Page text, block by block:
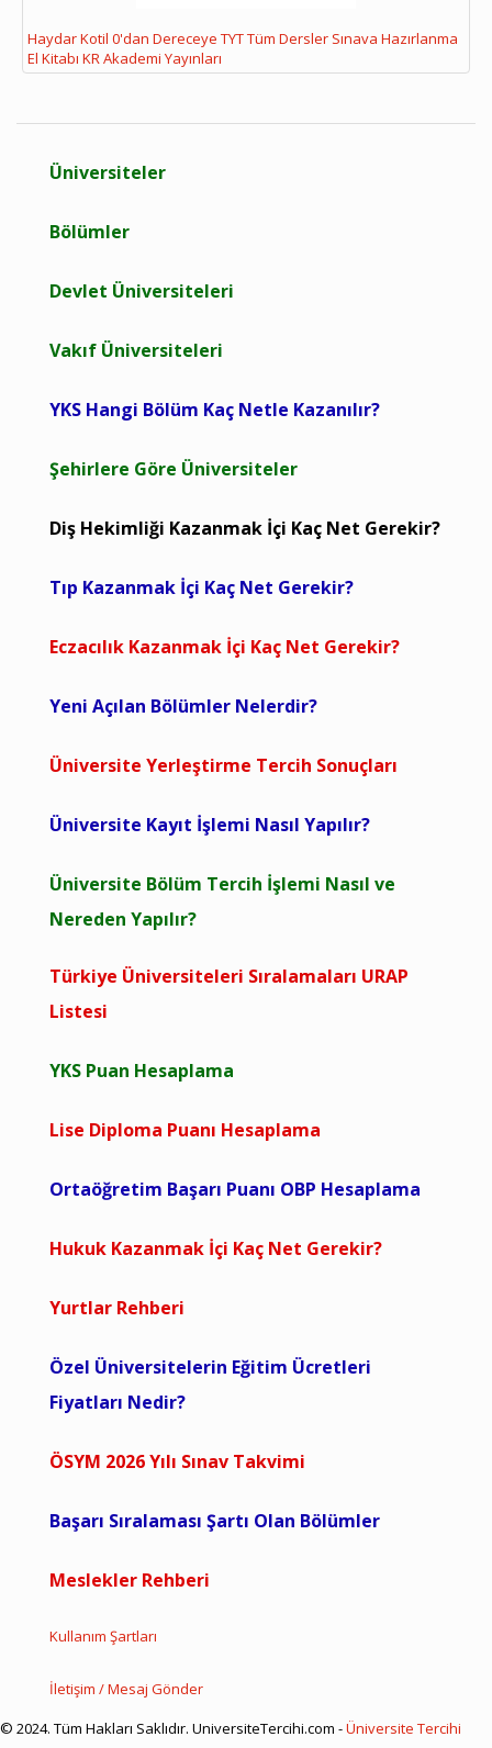
Haydar Kotil 0'dan Dereceye TYT Tüm Dersler Sınava Hazırlanma
El Kitabı KR Akademi Yayınları
Üniversiteler
Bölümler
Devlet Üniversiteleri
Vakıf Üniversiteleri
YKS Hangi Bölüm Kaç Netle Kazanılır?
Şehirlere Göre Üniversiteler
Diş Hekimliği Kazanmak İçi Kaç Net Gerekir?
Tıp Kazanmak İçi Kaç Net Gerekir?
Eczacılık Kazanmak İçi Kaç Net Gerekir?
Yeni Açılan Bölümler Nelerdir?
Üniversite Yerleştirme Tercih Sonuçları
Üniversite Kayıt İşlemi Nasıl Yapılır?
Üniversite Bölüm Tercih İşlemi Nasıl ve
Nereden Yapılır?
Türkiye Üniversiteleri Sıralamaları URAP
Listesi
YKS Puan Hesaplama
Lise Diploma Puanı Hesaplama
Ortaöğretim Başarı Puanı OBP Hesaplama
Hukuk Kazanmak İçi Kaç Net Gerekir?
Yurtlar Rehberi
Özel Üniversitelerin Eğitim Ücretleri
Fiyatları Nedir?
ÖSYM 2026 Yılı Sınav Takvimi
Başarı Sıralaması Şartı Olan Bölümler
Meslekler Rehberi
Kullanım Şartları
İletişim / Mesaj Gönder
© 2024. Tüm Hakları Saklıdır. UniversiteTercihi.com -Üniversite Tercihi